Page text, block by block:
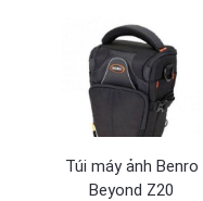
phượt, du lịch ngắn
Túi máy ảnh Benro
Beyond Z20